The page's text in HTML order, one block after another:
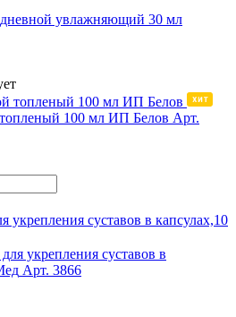
увлажняющий 30 мл
100 мл ИП Белов Арт.
укрепления суставов в
Арт. 3866